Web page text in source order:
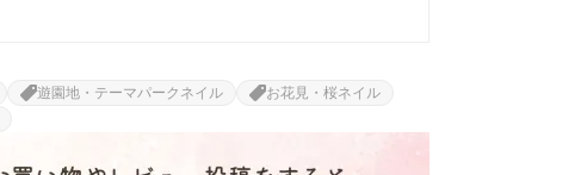
遊園地・テーマパークネイル
お花見・桜ネイル